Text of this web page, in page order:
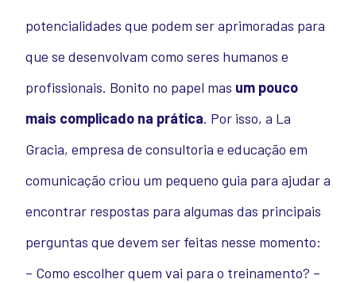
potencialidades que podem ser aprimoradas para
que se desenvolvam como seres humanos e
profissionais. Bonito no papel mas um pouco
mais complicado na prática. Por isso, a La
Gracia, empresa de consultoria e educação em
comunicação criou um pequeno guia para ajudar a
encontrar respostas para algumas das principais
perguntas que devem ser feitas nesse momento:
– Como escolher quem vai para o treinamento? –